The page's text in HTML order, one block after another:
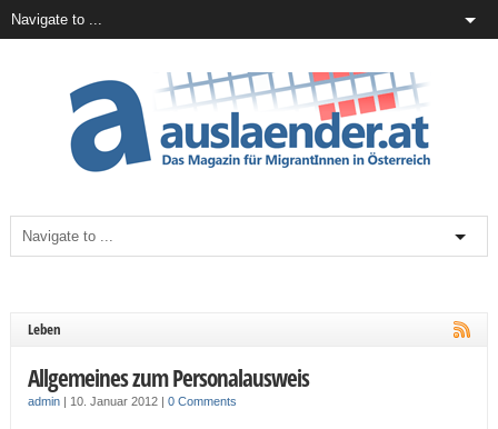
Leben
Allgemeines zum Personalausweis
admin| 10. Januar 2012 | 0 Comments